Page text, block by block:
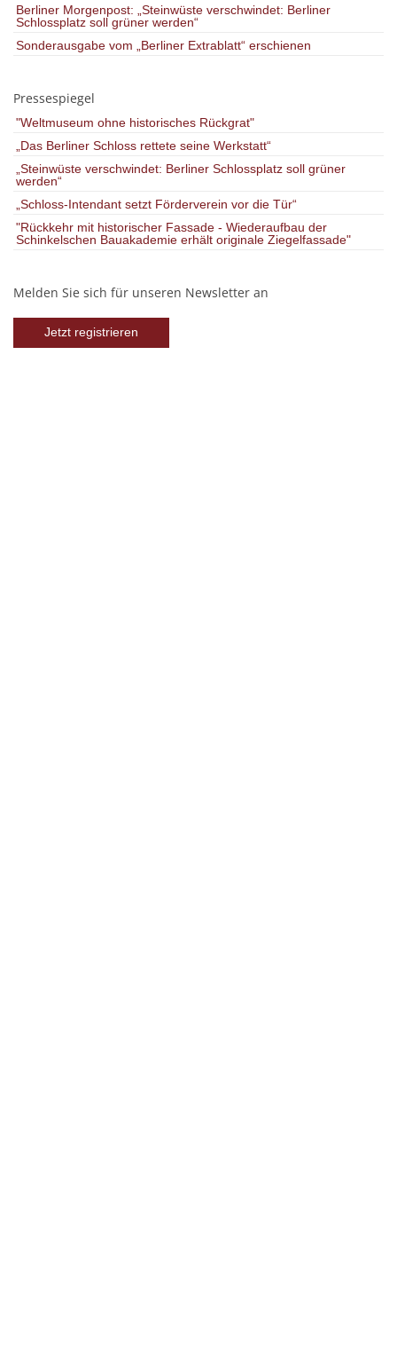
Berliner Morgenpost: „Steinwüste verschwindet: Berliner
Schlossplatz soll grüner werden“
Sonderausgabe vom „Berliner Extrablatt“ erschienen
Pressespiegel
"Weltmuseum ohne historisches Rückgrat"
„Das Berliner Schloss rettete seine Werkstatt“
„Steinwüste verschwindet: Berliner Schlossplatz soll grüner
werden“
„Schloss-Intendant setzt Förderverein vor die Tür“
"Rückkehr mit historischer Fassade - Wiederaufbau der
Schinkelschen Bauakademie erhält originale Ziegelfassade"
Melden Sie sich für unseren Newsletter an
Jetzt registrieren